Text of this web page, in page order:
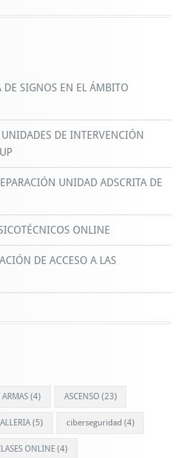
DE SIGNOS EN EL ÁMBITO
DE INTERVENCIÓN
UNIDAD ADSCRITA DE
ONLINE
DE ACCESO A LAS
ARMAS (4) ASCENSO (23)
(5) ciberseguridad (4)
ONLINE (4)